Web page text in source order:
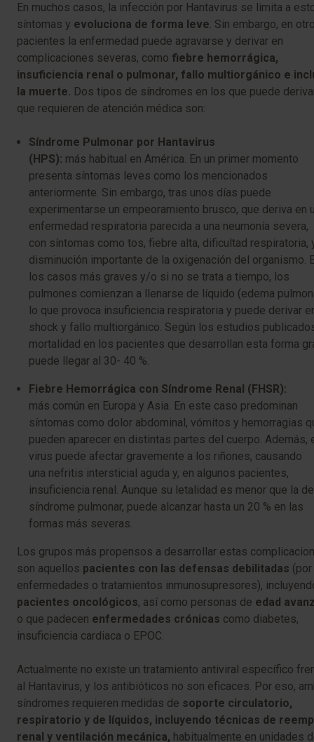
En muchos casos, la infección por Hantavirus se limita a
síntomas y evoluciona de forma leve. Sin embargo, en
pacientes la enfermedad puede agravarse y derivar en
complicaciones severas, como fiebre hemorrágica,
insuficiencia renal o pulmonar, fallo multiorgánico e
la muerte. Dos tipos de síndromes en los que puede
que requieren de atención médica son:
Síndrome Pulmonar por Hantavirus
(HPS): más habitual en América. En un primer momento
presenta síntomas leves como los mencionados
anteriormente. Sin embargo, tras unos días puede
experimentarse un empeoramiento brusco, que deriva en
enfermedad respiratoria parecida a una neumonía severa,
con síntomas como tos, fiebre alta, dificultad respiratoria,
disminución importante de la oxigenación del organismo.
los casos más graves y/o si no se trata a tiempo, los
pulmones comienzan a llenarse de líquido (edema
lo que provoca insuficiencia respiratoria y puede derivar
shock y fallo multiorgánico. Según los estudios
mortalidad en los pacientes que desarrollan esta forma
puede llegar al 30- 40 %.
Fiebre Hemorrágica con Síndrome Renal (FHSR):
más común en Europa y Asia. En este caso predominan
síntomas como dolor abdominal, vómitos y hemorragias
pueden aparecer en distintas partes del cuerpo. Además,
virus puede afectar gravemente a los riñones, causando
una nefritis intersticial aguda y, en algunos pacientes,
insuficiencia renal. Aunque su letalidad es menor que la
síndrome pulmonar, puede alcanzar hasta un 20 % en las
formas más severas.
Los grupos más propensos a desarrollar estas
son aquellos pacientes con las defensas debilitadas (por
enfermedades o tratamientos inmunosupresores),
pacientes oncológicos, así como personas de edad
o que padecen enfermedades crónicas como diabetes,
insuficiencia cardiaca o EPOC.
Actualmente no existe un tratamiento antiviral específico
al Hantavirus, y los antibióticos no son eficaces. Por eso,
síndromes requieren medidas de soporte circulatorio,
respiratorio y de líquidos, incluyendo técnicas de
renal y ventilación mecánica, habitualmente en unidades